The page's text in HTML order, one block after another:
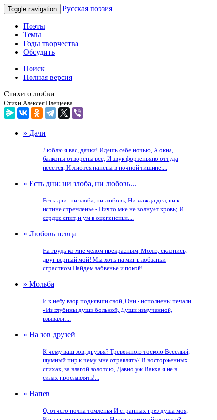
Toggle navigation Русская поэзия
Поэты
Темы
Годы творчества
Обсудить
Поиск
Полная версия
Стихи о любви
Стихи Алексея Плещеева
» Дачи
Люблю я вас, дачки! Идешь себе ночью, А окна,
балконы отворены все; И звук фортепьяно оттуда
несется, И льются напевы в ночной тишине....
» Есть дни: ни злоба, ни любовь...
Есть дни: ни злоба, ни любовь, Ни жажда дел, ни к
истине стремленье - Ничто мне не волнует кровь; И
сердце спит, и ум в оцепененьи....
» Любовь певца
На грудь ко мне челом прекрасным, Молю, склонись,
друг верный мой! Мы хоть на миг в лобзаньи
страстном Найдем забвенье и покой!...
» Мольба
И к небу взор поднявши свой, Они - исполнены печали
- Из глубины души больной, Души измученной,
взывали:...
» На зов друзей
К чему ваш зов, друзья? Тревожною тоскою Веселый,
шумный пир к чему мне отравлять? В восторженных
стихах, за влагой золотою, Давно уж Вакха я не в
силах прославлять!...
» Напев
О, отчего полна томленья И странных грез душа моя,